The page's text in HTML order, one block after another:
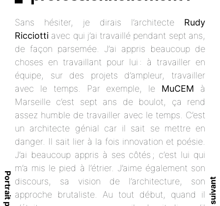
Sans hésiter, je dirais l’architecte Rudy
Ricciotti avec qui j’ai travaillé pendant sept ans,
de façon parsemée. J’ai appris beaucoup de
choses en travaillant pour lui : à travailler en
équipe, sur des projets d’ampleur, travailler
avec le temps. Par exemple, le MuCEM à
Marseille c’est sept ans de boulot, ça rend
assez humble de travailler avec le temps. C’est
un architecte génial car il sait se mettre en
danger. Il sait lier à la fois innovation et poésie.
J’ai beaucoup appris à ses côtés ; c’est lui qui
m’a mis le pied à l’étrier. J’aime également son
discours, sa vision de l’architecture, son
approche brutaliste. Au tout début, quand il